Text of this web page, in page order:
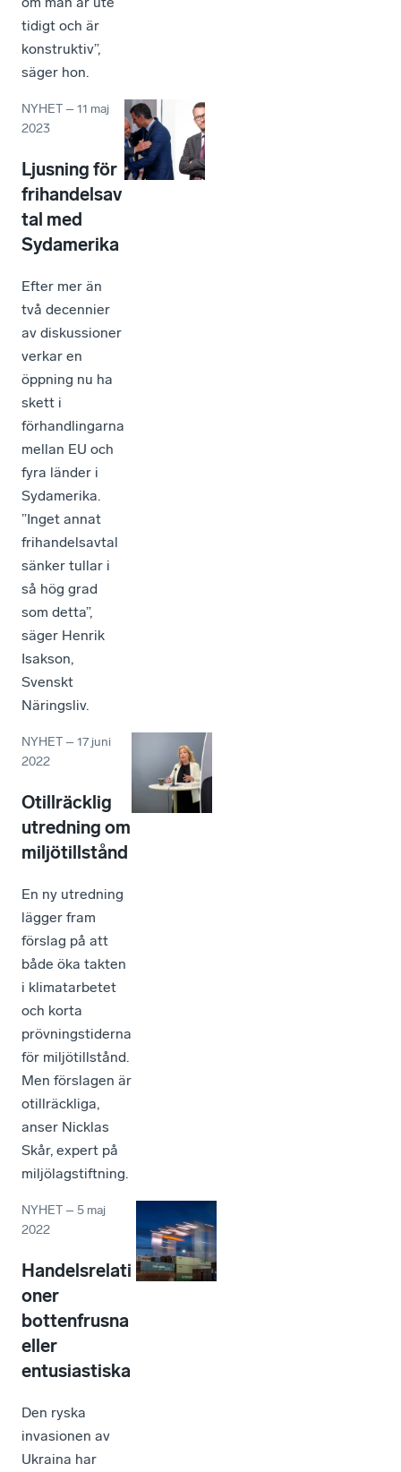
tidigt och är
konstruktiv”,
säger hon.
NYHET –11 maj
2023
Ljusning för
frihandelsav
tal med
Sydamerika
Efter mer än
två decennier
av diskussioner
verkar en
öppning nu ha
skett i
förhandlingarna
mellan EU och
fyra länder i
Sydamerika.
”Inget annat
frihandelsavtal
sänker tullar i
så hög grad
som detta”,
säger Henrik
Isakson,
Svenskt
Näringsliv.
NYHET –17 juni
2022
Otillräcklig
utredning om
miljötillstånd
En ny utredning
lägger fram
förslag på att
både öka takten
i klimatarbetet
och korta
prövningstiderna
för miljötillstånd.
Men förslagen är
otillräckliga,
anser Nicklas
Skår, expert på
miljölagstiftning.
NYHET –5 maj
2022
Handelsrelati
oner
bottenfrusna
eller
entusiastiska
Den ryska
invasionen av
Ukraina har